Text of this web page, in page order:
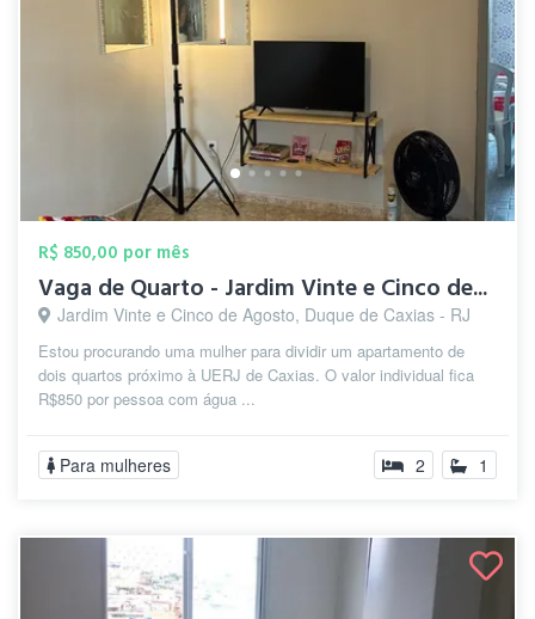
R$ 850,00 por mês
Vaga de Quarto - Jardim Vinte e Cinco de...
Jardim Vinte e Cinco de Agosto, Duque de Caxias - RJ
Estou procurando uma mulher para dividir um apartamento de
dois quartos próximo à UERJ de Caxias. O valor individual fica
R$850 por pessoa com água ...
Para mulheres 2 1